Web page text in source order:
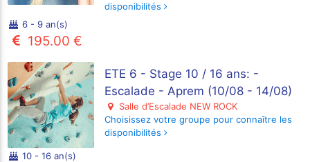
disponibilités
6 - 9 an(s)
195.00 €
ETE 6 - Stage 10 / 16 ans: -
Escalade - Aprem (10/08 - 14/08)
Salle d’Escalade NEW ROCK
Choisissez votre groupe pour connaître les
disponibilités
10 - 16 an(s)